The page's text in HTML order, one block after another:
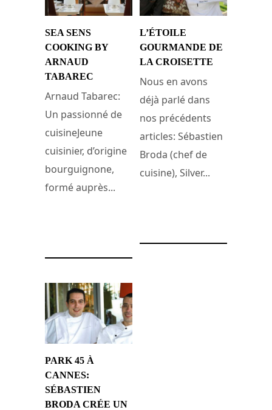
SEA SENS
COOKING BY
ARNAUD
TABAREC
Arnaud Tabarec:
Un passionné de
cuisineJeune
cuisinier, d’origine
bourguignone,
formé auprès...
L’ÉTOILE
GOURMANDE DE
LA CROISETTE
Nous en avons
déjà parlé dans
nos précédents
articles: Sébastien
Broda (chef de
cuisine), Silver...
PARK 45 À
CANNES:
SÉBASTIEN
BRODA CRÉE UN